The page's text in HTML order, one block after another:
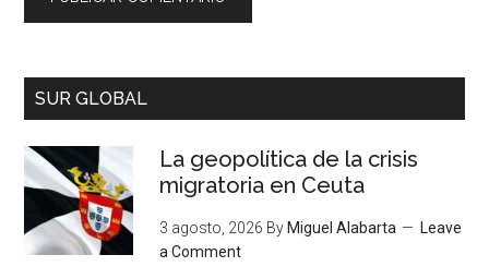
SUR GLOBAL
La geopolítica de la crisis
migratoria en Ceuta
3 agosto, 2026 By Miguel Alabarta
Leave
a Comment